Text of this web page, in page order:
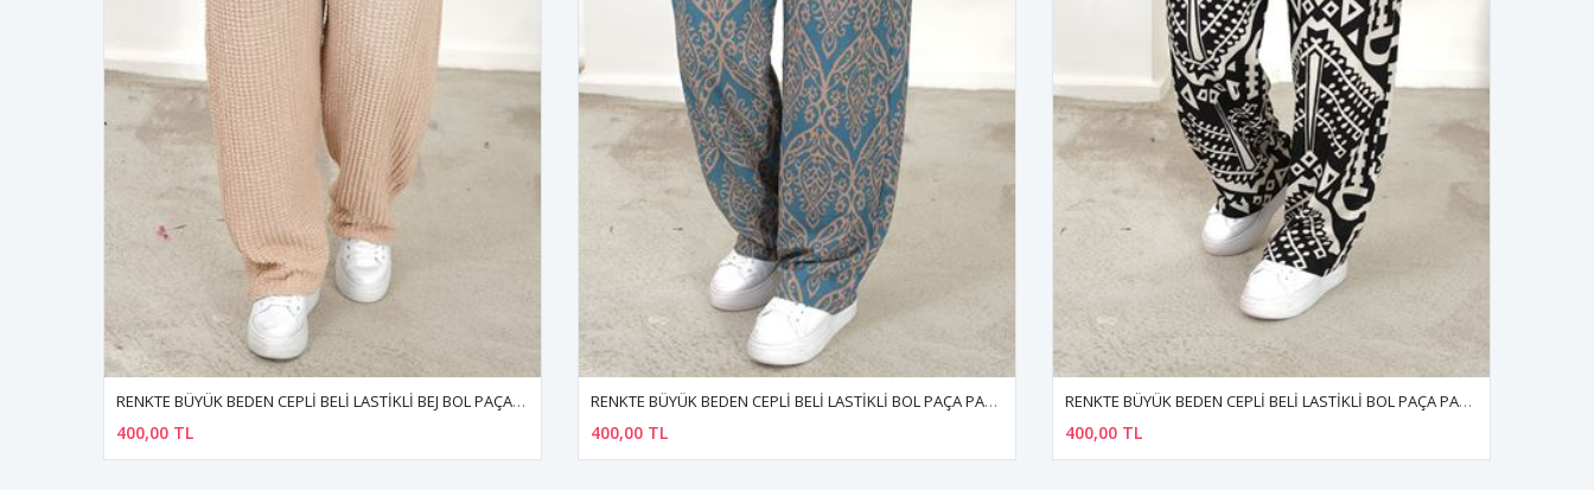
RENKTE BÜYÜK BEDEN CEPLİ BELİ LASTİKLİ BEJ BOL PAÇA PANTALON
400,00 TL
RENKTE BÜYÜK BEDEN CEPLİ BELİ LASTİKLİ BOL PAÇA PANTALON
400,00 TL
RENKTE BÜYÜK BEDEN CEPLİ BELİ LASTİKLİ BOL PAÇA PANTALON
400,00 TL